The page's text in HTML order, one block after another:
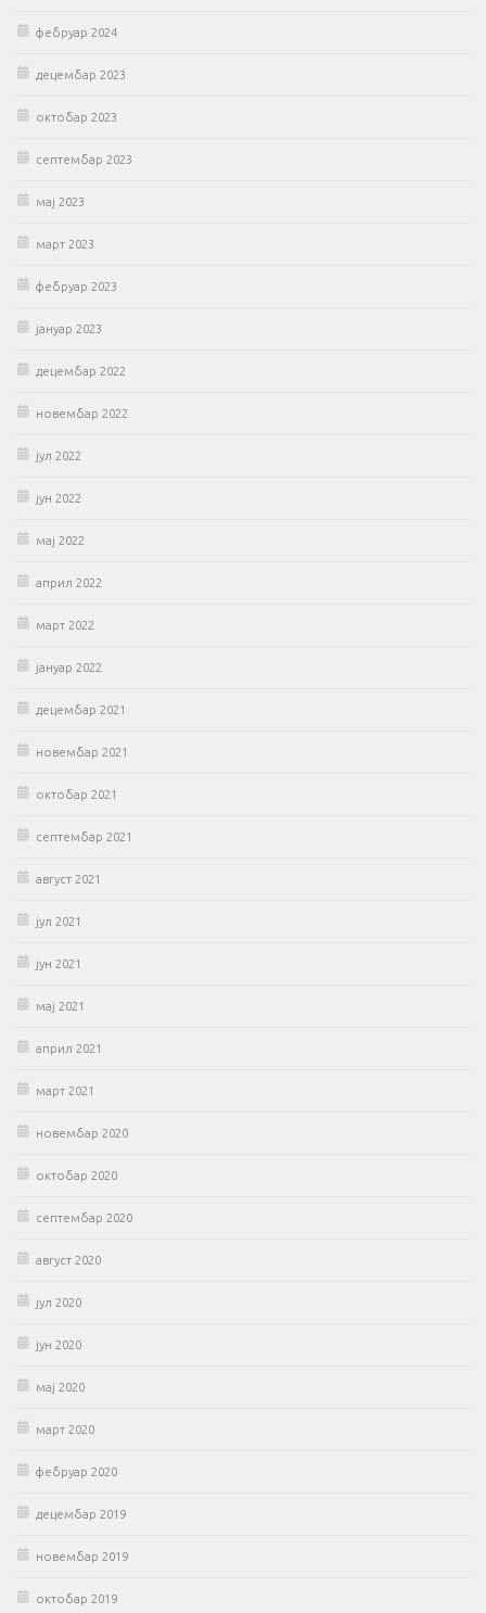
фебруар 2024
децембар 2023
октобар 2023
септембар 2023
мај 2023
март 2023
фебруар 2023
јануар 2023
децембар 2022
новембар 2022
јул 2022
јун 2022
мај 2022
април 2022
март 2022
јануар 2022
децембар 2021
новембар 2021
октобар 2021
септембар 2021
август 2021
јул 2021
јун 2021
мај 2021
април 2021
март 2021
новембар 2020
октобар 2020
септембар 2020
август 2020
јул 2020
јун 2020
мај 2020
март 2020
фебруар 2020
децембар 2019
новембар 2019
октобар 2019